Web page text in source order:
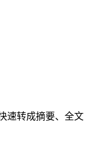
速转成摘要、全文